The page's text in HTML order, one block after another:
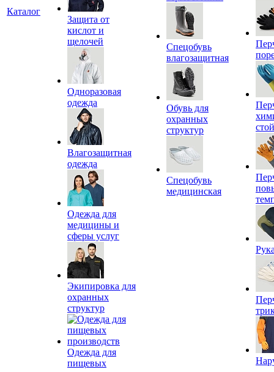
Каталог
Защита от
кислот и
щелочей
Одноразовая
одежда
Влагозащитная
одежда
Одежда для
медицины и
сферы услуг
Экипировка для
охранных
структур
Одежда для
пищевых
Спецобувь
влагозащитная
Обувь для
охранных
структур
Спецобувь
медицинская